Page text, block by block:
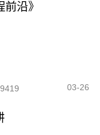
沿》
03-26